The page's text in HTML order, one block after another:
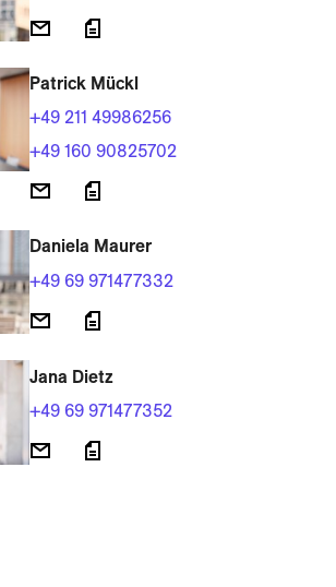
Patrick Mückl
+49 211 49986256
+49 160 90825702
Daniela Maurer
+49 69 971477332
Jana Dietz
+49 69 971477352